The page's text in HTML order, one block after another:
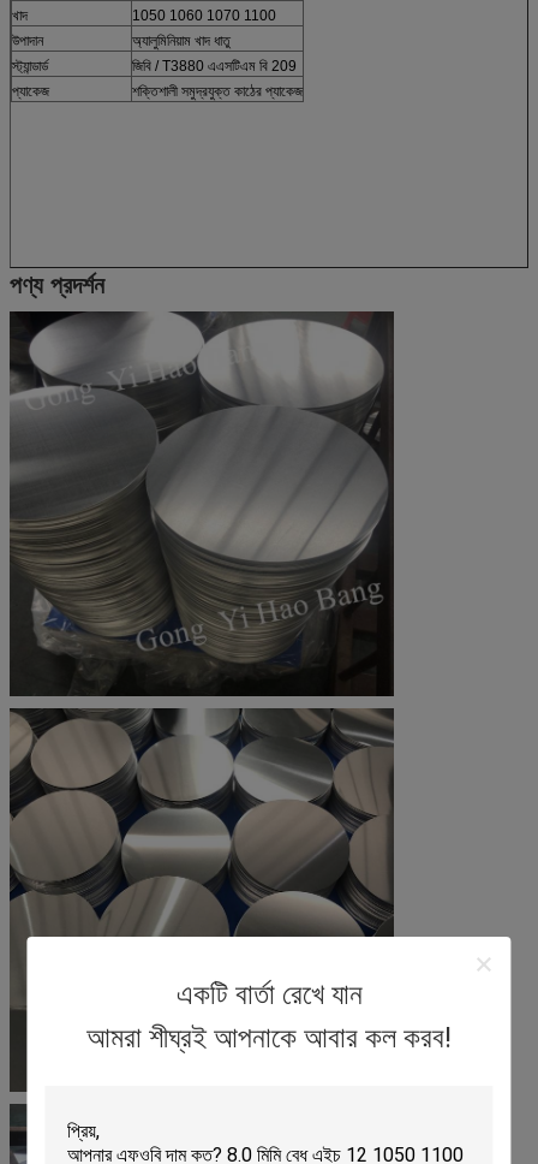
একটি বার্তা রেখে যান
আমরা শীঘ্রই আপনাকে আবার কল করব!
খাদ
1050 1060 1070 1100
উপাদান
অ্যালুমিনিয়াম খাদ ধাতু
স্ট্যান্ডার্ড
জিবি / T3880 এএসটিএম বি 209
প্যাকেজ
শক্তিশালী সমুদ্রযুক্ত কাঠের প্যাকেজ
পণ্য প্রদর্শন